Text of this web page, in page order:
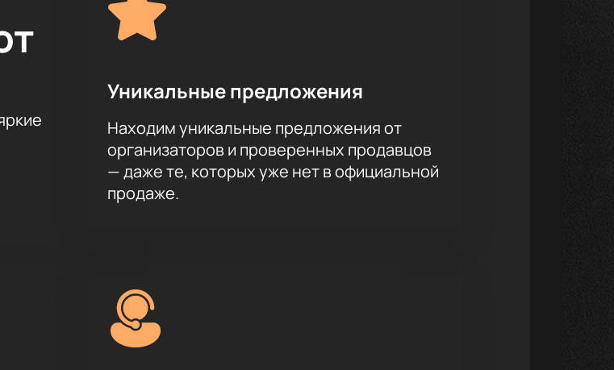
себе место на этом незабываемом представлении.
Уникальные предложения
Находим уникальные предложения от
организаторов и проверенных продавцов
— даже те, которых уже нет в официальной
продаже.